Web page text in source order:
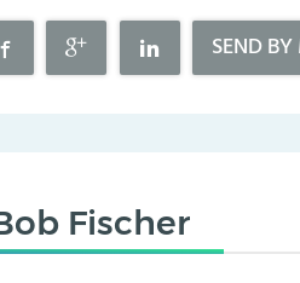
SEND
Fischer